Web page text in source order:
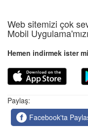
Web sitemizi çok
Mobil
Hemen indirmek ister
Paylaş:
Facebook'ta